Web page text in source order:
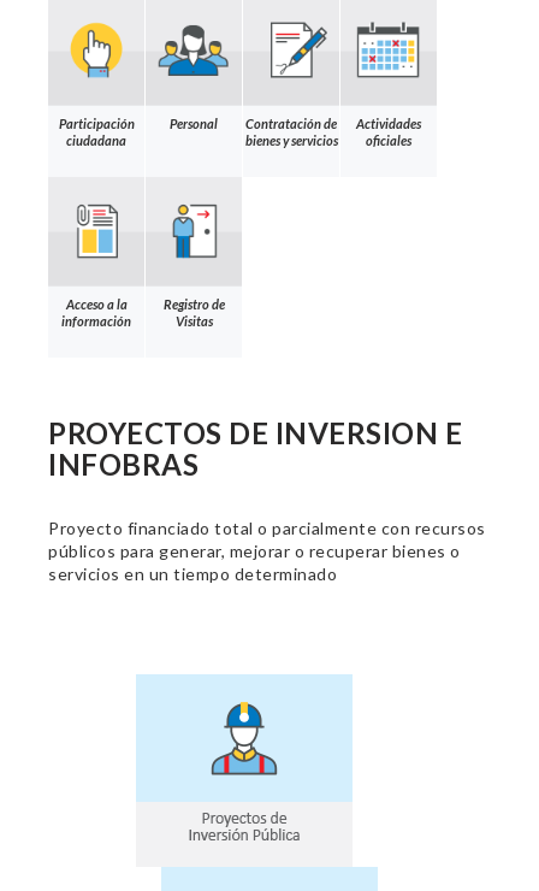
Participación
ciudadana
Personal
Contratación de
bienes y servicios
Actividades
oficiales
Acceso a la
información
Registro de
Visitas
PROYECTOS DE INVERSION E
INFOBRAS
Proyecto financiado total o parcialmente con recursos
públicos para generar, mejorar o recuperar bienes o
servicios en un tiempo determinado